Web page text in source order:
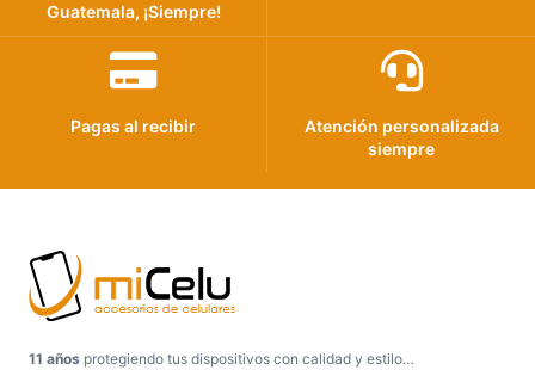
Guatemala, ¡Siempre!
Pagas al recibir
Atención personalizada
siempre
11 años protegiendo tus dispositivos con calidad y estilo…